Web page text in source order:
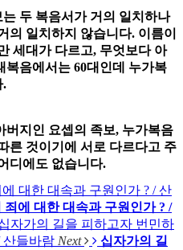
두 복음서가 거의 일치하나
의 일치하지 않습니다. 이름이
세대가 다르고, 무엇보다 아
복음에서는 60대인데 누가복
.
버지인 요셉의 족보, 누가복음
른 것이기에 서로 다르다고 주
디에도 없습니다.
대한 대속과 구원인가 ? / 산
에 대한 대속과 구원인가 ? /
자가의 길을 피하고자 번민하
산들바람 Next
십자가의 길